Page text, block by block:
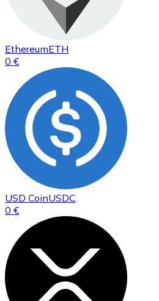
EthereumETH
0 €
USD CoinUSDC
0 €